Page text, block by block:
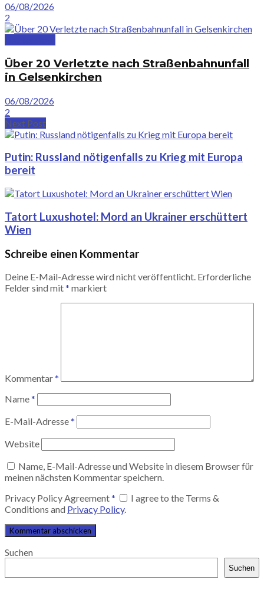
06/08/2026
2
Über 20 Verletzte nach Straßenbahnunfall
in Gelsenkirchen
06/08/2026
2
Next Post
Putin: Russland nötigenfalls zu Krieg mit Europa
bereit
Tatort Luxushotel: Mord an Ukrainer erschüttert
Wien
Schreibe einen Kommentar
Deine E-Mail-Adresse wird nicht veröffentlicht. Erforderliche
Felder sind mit* markiert
Kommentar*
Name*
E-Mail-Adresse*
Website
Name, E-Mail-Adresse und Website in diesem Browser für
meinen nächsten Kommentar speichern.
Privacy Policy Agreement*
I agree to the Terms &
Conditions and Privacy Policy.
Suchen
Suchen